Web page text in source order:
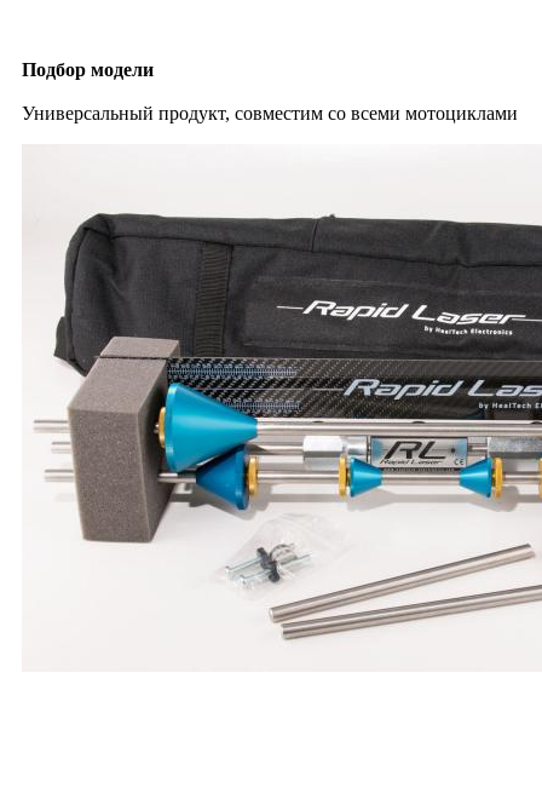
Подбор модели
Универсальный продукт, совместим со всеми мотоциклами